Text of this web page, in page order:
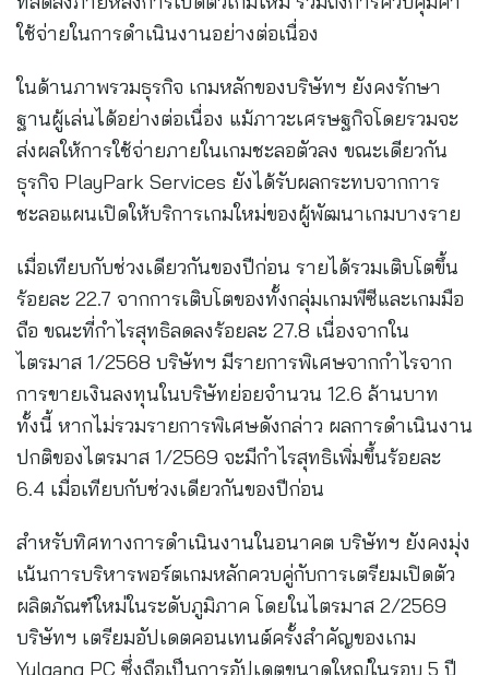
ใช้จ่ายในการดำเนินงานอย่างต่อเนื่อง
ในด้านภาพรวมธุรกิจ เกมหลักของบริษัทฯ ยังคงรักษา
ฐานผู้เล่นได้อย่างต่อเนื่อง แม้ภาวะเศรษฐกิจโดยรวมจะ
ส่งผลให้การใช้จ่ายภายในเกมชะลอตัวลง ขณะเดียวกัน
ธุรกิจ PlayPark Services ยังได้รับผลกระทบจากการ
ชะลอแผนเปิดให้บริการเกมใหม่ของผู้พัฒนาเกมบางราย
เมื่อเทียบกับช่วงเดียวกันของปีก่อน รายได้รวมเติบโตขึ้น
ร้อยละ 22.7 จากการเติบโตของทั้งกลุ่มเกมพีซีและเกมมือ
ถือ ขณะที่กำไรสุทธิลดลงร้อยละ 27.8 เนื่องจากใน
ไตรมาส 1/2568 บริษัทฯ มีรายการพิเศษจากกำไรจาก
การขายเงินลงทุนในบริษัทย่อยจำนวน 12.6 ล้านบาท
ทั้งนี้ หากไม่รวมรายการพิเศษดังกล่าว ผลการดำเนินงาน
ปกติของไตรมาส 1/2569 จะมีกำไรสุทธิเพิ่มขึ้นร้อยละ
6.4 เมื่อเทียบกับช่วงเดียวกันของปีก่อน
สำหรับทิศทางการดำเนินงานในอนาคต บริษัทฯ ยังคงมุ่ง
เน้นการบริหารพอร์ตเกมหลักควบคู่กับการเตรียมเปิดตัว
ผลิตภัณฑ์ใหม่ในระดับภูมิภาค โดยในไตรมาส 2/2569
บริษัทฯ เตรียมอัปเดตคอนเทนต์ครั้งสำคัญของเกม
Yulgang PC ซึ่งถือเป็นการอัปเดตขนาดใหญ่ในรอบ 5 ปี